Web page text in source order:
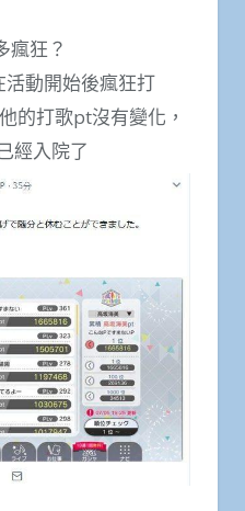
瘋狂？
動開始後瘋狂打
的打歌pt沒有變化，
經入院了